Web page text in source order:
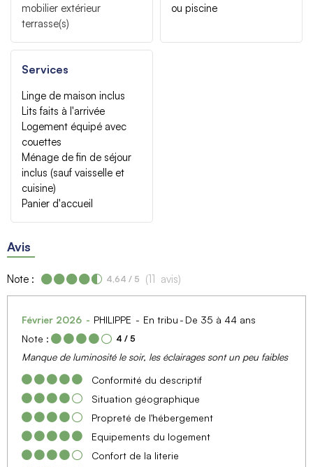
mobilier extérieur
terrasse(s)
ou piscine
Services
Linge de maison inclus
Lits faits à l'arrivée
Logement équipé avec
couettes
Ménage de fin de séjour
inclus (sauf vaisselle et
cuisine)
Panier d'accueil
Avis
Note : 4,64 / 5 (11 avis)
Février 2026 PHILIPPE En tribu
De 35 à 44 ans
Note :
4 / 5
Manque de luminosité le soir, les éclairages sont un peu faibles
Conformité du descriptif
Situation géographique
Propreté de l'hébergement
Equipements du logement
Confort de la literie